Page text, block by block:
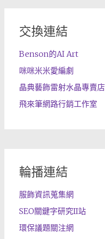
交換連結
Benson的AI Art
咪咪米米愛編劇
晶典藝飾雷射水晶專賣店
飛來筆網路行銷工作室
輪播連結
服飾資訊蒐集網
SEO關鍵字研究II站
環保議題關注網